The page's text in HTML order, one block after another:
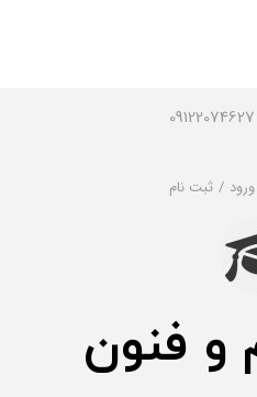
09122074627
و فنون
ورود / ثبت نام